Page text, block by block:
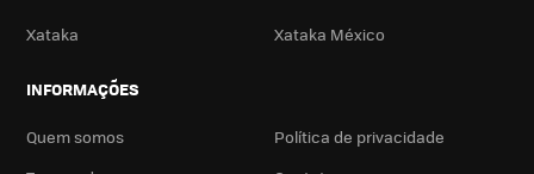
Xataka Xataka México
INFORMAÇÕES
Quem somos
Política de privacidade